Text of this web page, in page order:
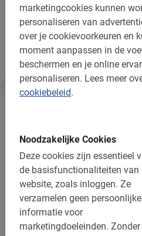
marketingcookies kunnen
personaliseren van
over je cookievoorkeuren en
moment aanpassen in de
beschermen en je online
personaliseren. Lees meer
cookiebeleid.
Noodzakelijke Cookies
Deze cookies zijn essentieel
de basisfunctionaliteiten van
website, zoals inloggen. Ze
verzamelen geen persoonlijke
informatie voor
marketingdoeleinden. Zonder
Je vakantie in Thailand
Bangkok fietstour langs de
Informatie
Belangrijk om te weten:
Reserveren is verplicht
Wijzigen of annuleren is
Ter plaatse, contant of
Bij regen krijg je een